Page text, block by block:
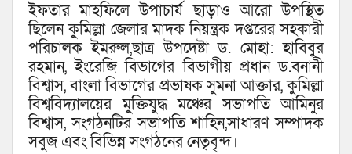
ইফতার মাহফিলে উপাচার্য ছাড়াও আরো উপস্থিত
ছিলেন কুমিল্লা জেলার মাদক নিয়ন্ত্রক দপ্তরের সহকারী
পরিচালক ইমরুল,ছাত্র উপদেষ্টা ড. মোহা: হাবিবুর
রহমান, ইংরেজি বিভাগের বিভাগীয় প্রধান ড.বনানী
বিশ্বাস, বাংলা বিভাগের প্রভাষক সুমনা আক্তার, কুমিল্লা
বিশ্ববিদ্যালয়ের মুক্তিযুদ্ধ মঞ্চের সভাপতি আমিনুর
বিশ্বাস, সংগঠনটির সভাপতি শাহিন,সাধারণ সম্পাদক
সবুজ এবং বিভিন্ন সংগঠনের নেতৃবৃন্দ।